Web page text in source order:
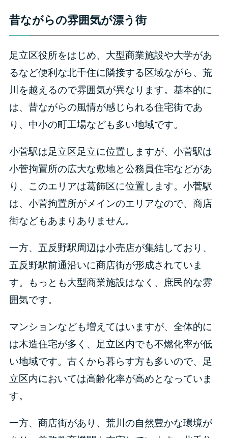
昔ながらの雰囲気が漂う街
足立区役所をはじめ、大型商業施設や大学があ
るなど便利な北千住に隣接する区域ながら、荒
川を越えるので雰囲気が異なります。基本的に
は、昔ながらの風情が感じられる住宅街であ
り、中小の町工場なども多い地域です。
小菅駅は足立区足立に位置しますが、小菅駅は
小菅拘置所の広大な敷地と公務員住宅などがあ
り、このエリアは葛飾区に位置します。小菅駅
は、小菅拘置所がメインのエリアなので、商店
街などもあまりありません。
一方、五反野駅周辺は小売店が集結しており、
五反野駅前通沿いに商店街が形成されていま
す。もっとも大型商業施設はなく、庶民的な雰
囲気です。
マンションなども増えてはいますが、全体的に
は木造住宅が多く、足立区内でも不燃化率が低
い地域です。古くから暮らす方も多いので、足
立区内においては高齢化率が高めとなっていま
す。
一方、商店街があり、荒川の自然豊かな環境が